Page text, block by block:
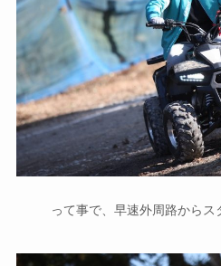
って事で、早速外周路からス